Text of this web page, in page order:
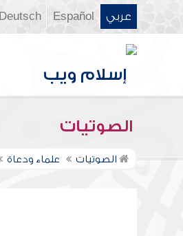
عربي Español
Deutsch
الصوتيات
الصوتيات علماء ودعاة